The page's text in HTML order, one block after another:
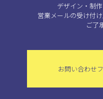
デザイン・制
営業メールの受け付
ご了
お問い合わせ